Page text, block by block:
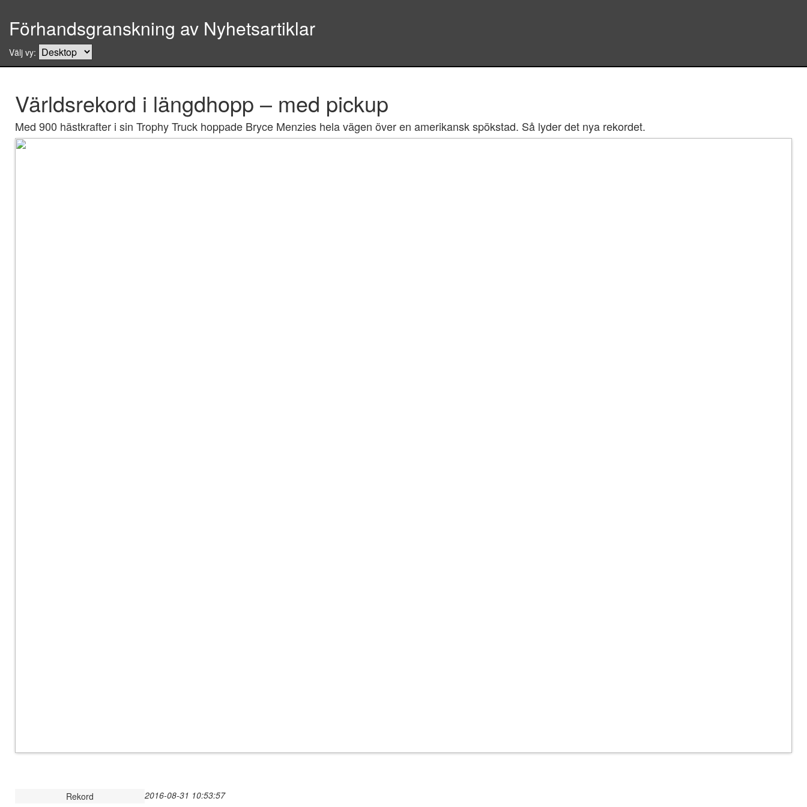
Förhandsgranskning av Nyhetsartiklar
Välj vy:
Världsrekord i längdhopp – med pickup
Med 900 hästkrafter i sin Trophy Truck hoppade Bryce Menzies hela vägen över en amerikansk spökstad. Så lyder det nya rekordet.
2016-08-31 10:53:57
Rekord